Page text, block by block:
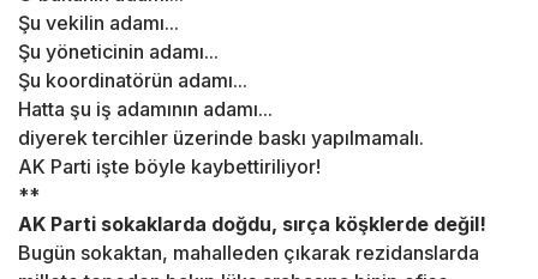
Şu vekilin adamı...
Şu yöneticinin adamı...
Şu koordinatörün adamı...
Hatta şu iş adamının adamı...
diyerek tercihler üzerinde baskı yapılmamalı.
AK Parti işte böyle kaybettiriliyor!
**
AK Parti sokaklarda doğdu, sırça köşklerde değil!
Bugün sokaktan, mahalleden çıkarak rezidanslarda